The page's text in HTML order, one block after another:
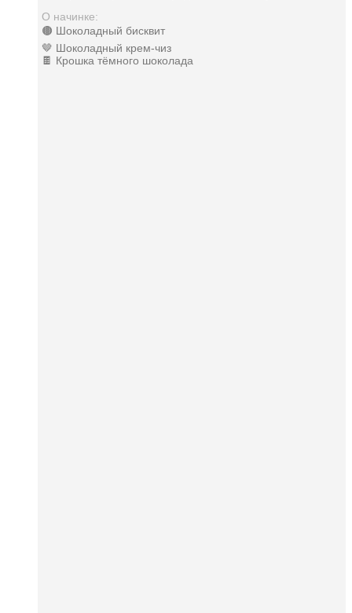
О начинке:
🟤 Шоколадный бисквит
🤎 Шоколадный крем-чиз
🍫 Крошка тёмного шоколада